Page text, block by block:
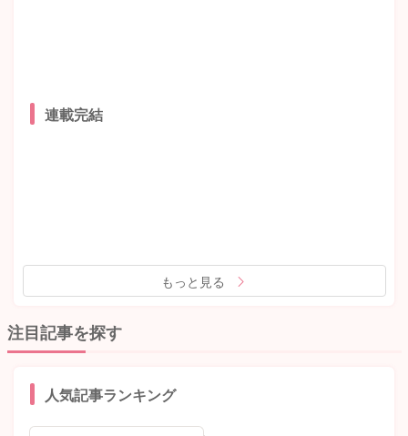
連載完結
もっと見る
注目記事を探す
人気記事ランキング